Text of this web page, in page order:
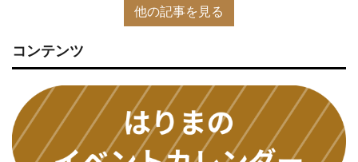
他の記事を見る
コンテンツ